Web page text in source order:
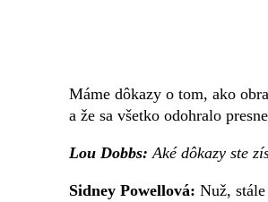
Máme dôkazy o tom, ako
a že sa všetko odohralo
Lou Dobbs: Aké dôkazy ste
Sidney Powellová: Nuž,